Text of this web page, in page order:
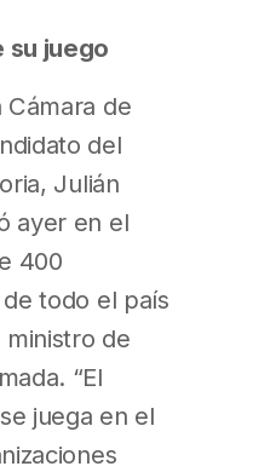
su juego
Cámara de
del
Julián
ayer en el
400
todo el país
de
“El
juega en el